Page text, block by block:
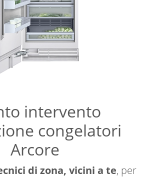
intervento
congelatori
Arcore
di zona, vicini a te, per